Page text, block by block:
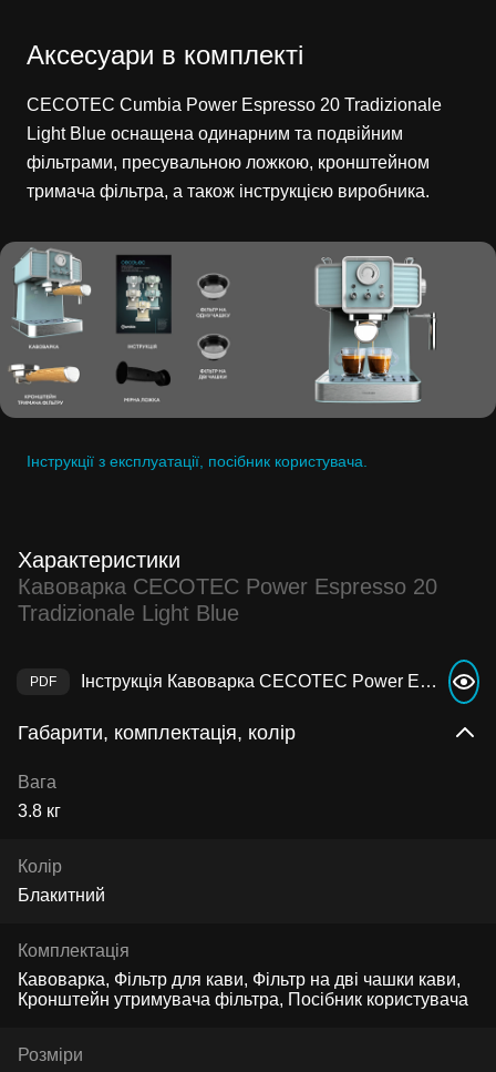
Аксесуари в комплекті
CECOTEC Cumbia Power Espresso 20 Tradizionale
Light Blue оснащена одинарним та подвійним
фільтрами, пресувальною ложкою, кронштейном
тримача фільтра, а також інструкцією виробника.
Інструкції з експлуатації, посібник користувача.
Характеристики
Кавоварка CECOTEC Power Espresso 20
Tradizionale Light Blue
Інструкція Кавоварка CECOTEC Power Espresso 20 Tradizionale Light Blue
Габарити, комплектація, колір
Вага
3.8 кг
Колір
Блакитний
Комплектація
Кавоварка, Фільтр для кави, Фільтр на дві чашки кави,
Кронштейн утримувача фільтра, Посібник користувача
Розміри